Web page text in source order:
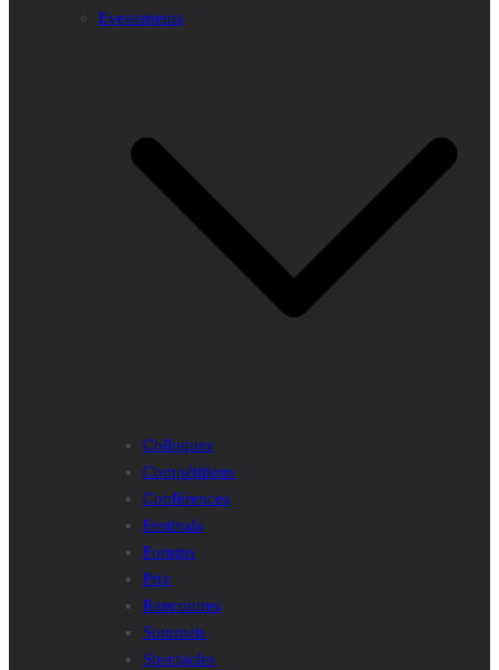
Evenements
Colloques
Compétitions
Conférences
Festivals
Forums
Prix
Rencontres
Sommets
Spectacles